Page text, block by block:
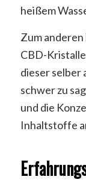
heißem
Zum
CBD-
dieser selber
schwer zu
und die
Inhaltstoffe